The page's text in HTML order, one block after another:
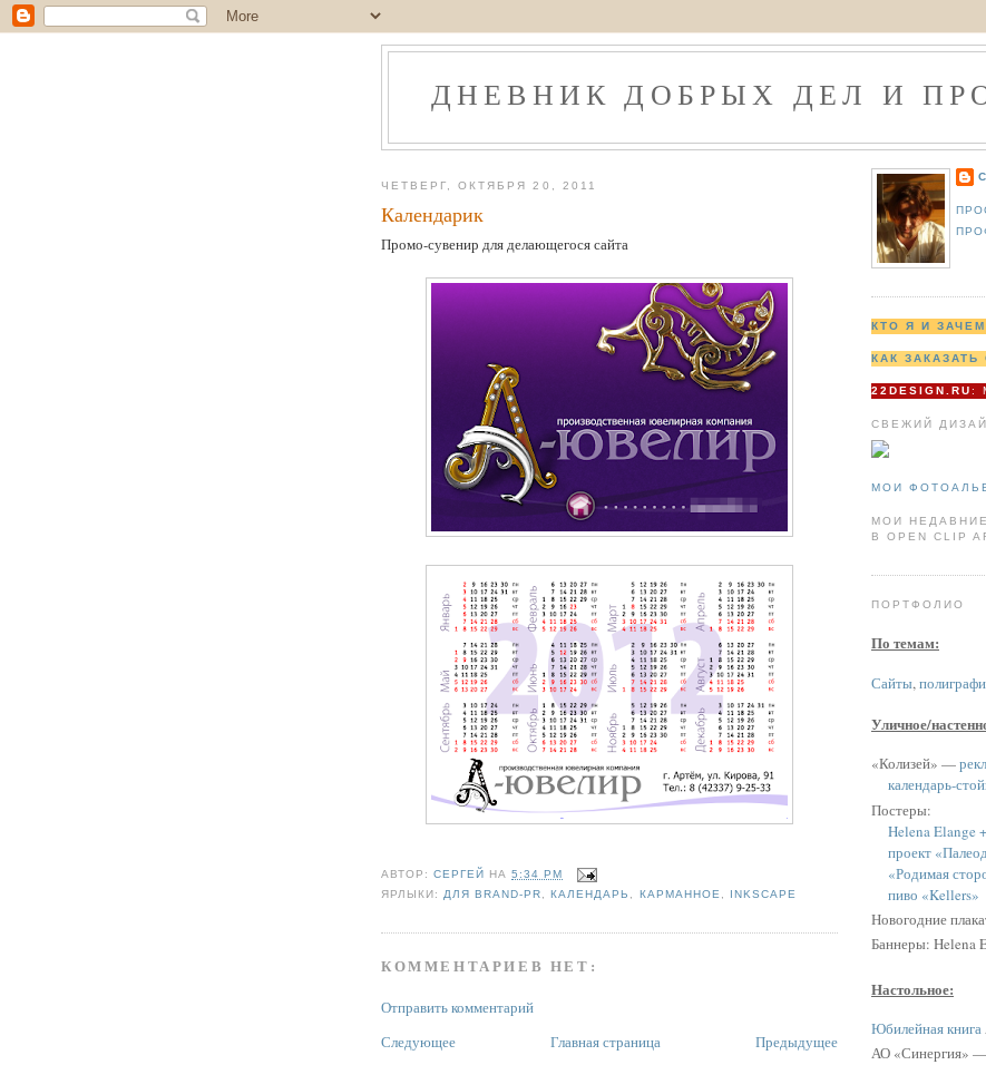
ДНЕВНИК ДОБРЫХ ДЕЛ И
ЧЕТВЕРГ, ОКТЯБРЯ 20, 2011
Календарик
Промо-сувенир для делающегося сайта
АВТОР:СЕРГЕЙ НА5:34 PM
ЯРЛЫКИ: ДЛЯ BRAND-PR ,КАЛЕНДАРЬ КАРМАННОЕ INKSCAPE
КОММЕНТАРИЕВ НЕТ:
Отправить комментарий
Следующее
Предыдущее
Главная страница
КТО Я И
КАК ЗАКАЗАТЬ
22DESIGN.RU :
СВЕЖИЙ
МОИ
МОИ
В OPEN CLIP
ПОРТФОЛИО
По темам:
Сайты,
Уличное/
«Колизей» —
календарь-
Постеры:
Helena Elange
проект
«Родимая
пиво «Kellers»
Новогодние
Баннеры: Helena
Настольное:
Юбилейная книга
АО «Синергия» —